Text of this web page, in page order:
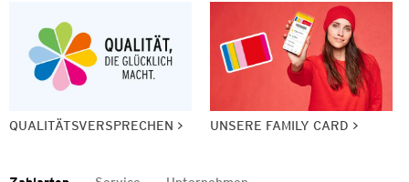
QUALITÄTSVERSPRECHEN UNSERE FAMILY CARD